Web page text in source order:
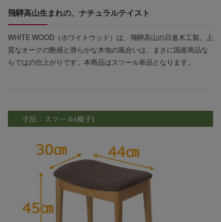
飛騨高山生まれの、ナチュラルテイスト
WHITE WOOD（ホワイトウッド）は、飛騨高山の日進木工製。上
質なオークの艶感と滑らかな木地の風合いは、まさに国産商品な
らではの仕上がりです。本商品はスツール単品となります。